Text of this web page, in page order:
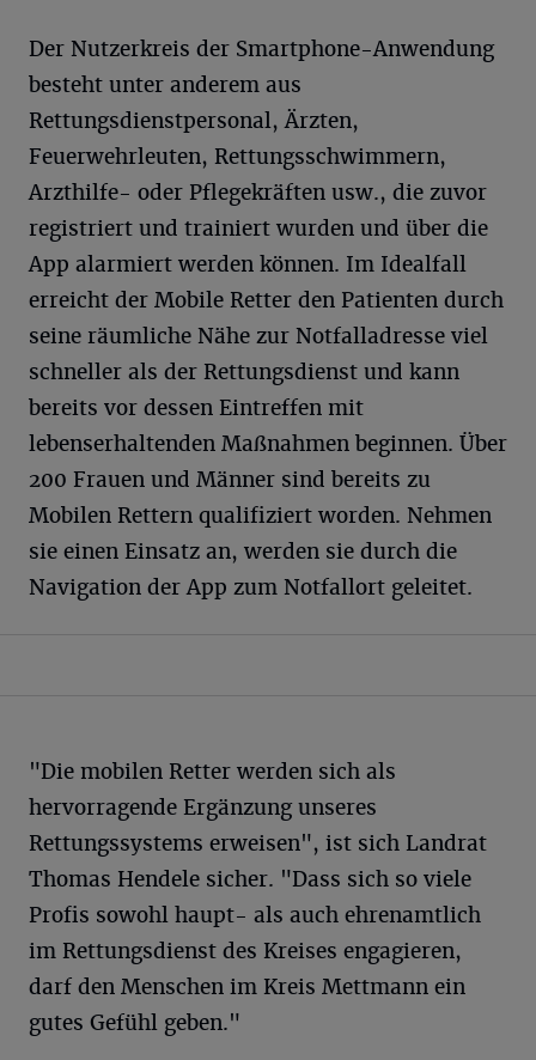
Der Nutzerkreis der Smartphone-Anwendung
besteht unter anderem aus
Rettungsdienstpersonal, Ärzten,
Feuerwehrleuten, Rettungsschwimmern,
Arzthilfe- oder Pflegekräften usw., die zuvor
registriert und trainiert wurden und über die
App alarmiert werden können. Im Idealfall
erreicht der Mobile Retter den Patienten durch
seine räumliche Nähe zur Notfalladresse viel
schneller als der Rettungsdienst und kann
bereits vor dessen Eintreffen mit
lebenserhaltenden Maßnahmen beginnen. Über
200 Frauen und Männer sind bereits zu
Mobilen Rettern qualifiziert worden. Nehmen
sie einen Einsatz an, werden sie durch die
Navigation der App zum Notfallort geleitet.
"Die mobilen Retter werden sich als
hervorragende Ergänzung unseres
Rettungssystems erweisen", ist sich Landrat
Thomas Hendele sicher. "Dass sich so viele
Profis sowohl haupt- als auch ehrenamtlich
im Rettungsdienst des Kreises engagieren,
darf den Menschen im Kreis Mettmann ein
gutes Gefühl geben."